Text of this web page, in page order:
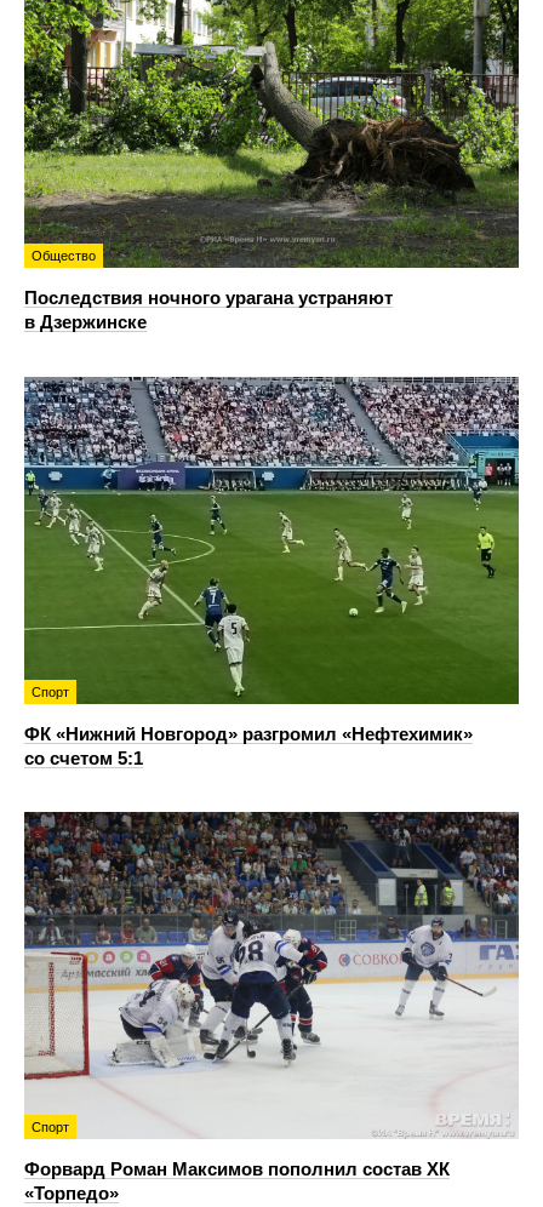
Общество
Последствия ночного урагана устраняют
в Дзержинске
Спорт
ФК «Нижний Новгород» разгромил «Нефтехимик»
со счетом 5:1
Спорт
Форвард Роман Максимов пополнил состав ХК
«Торпедо»